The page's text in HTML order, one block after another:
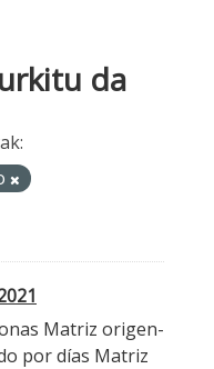
da
Matriz origen-
por días Matriz